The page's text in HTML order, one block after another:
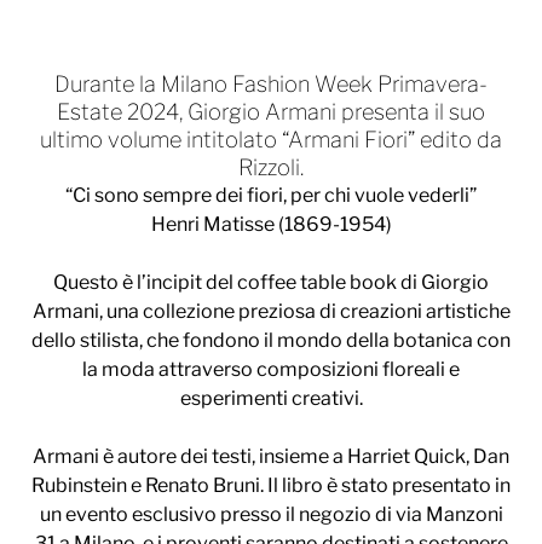
Durante la Milano Fashion Week Primavera-
Estate 2024, Giorgio Armani presenta il suo
ultimo volume intitolato “Armani Fiori” edito da
Rizzoli.
“Ci sono sempre dei fiori, per chi vuole vederli”
Henri Matisse (1869-1954)
Questo è l’incipit del coffee table book di Giorgio
Armani, una collezione preziosa di creazioni artistiche
dello stilista, che fondono il mondo della botanica con
la moda attraverso composizioni floreali e
esperimenti creativi.
Armani è autore dei testi, insieme a Harriet Quick, Dan
Rubinstein e Renato Bruni. Il libro è stato presentato in
un evento esclusivo presso il negozio di via Manzoni